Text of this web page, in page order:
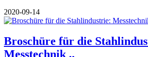
2020-09-14
Broschüre für die
Messtechnik ..